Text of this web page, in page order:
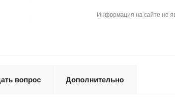
Информация на сайте не
вопрос Дополнительно